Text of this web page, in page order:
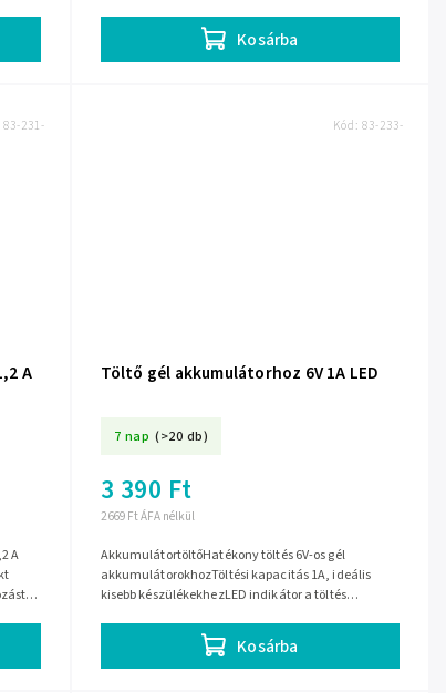
Kosárba
A
A
83-231-
Töltő gél akkumulátorhoz 6V 1A LED
7 nap (>20 db)
2 669 Ft ÁFA nélkül
3 390 Ft
Kosárba
AkkumulátortöltőHatékony töltés 6V-os gél
akkumulátorokhozTöltési kapacitás 1A, ideális
kisebb készülékekhezLED indikátor a töltés
Kód: 83-233-